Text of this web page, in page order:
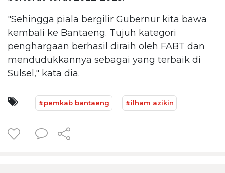
"Sehingga piala bergilir Gubernur kita bawa
kembali ke Bantaeng. Tujuh kategori
penghargaan berhasil diraih oleh FABT dan
mendudukkannya sebagai yang terbaik di
Sulsel," kata dia.
#pemkab bantaeng #ilham azikin